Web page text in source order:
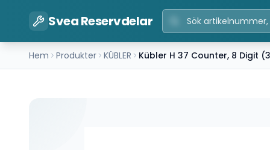
Svea Reservdelar
Hem Produkter KÜBLER Kübler H 37 Counter, 8 Digit